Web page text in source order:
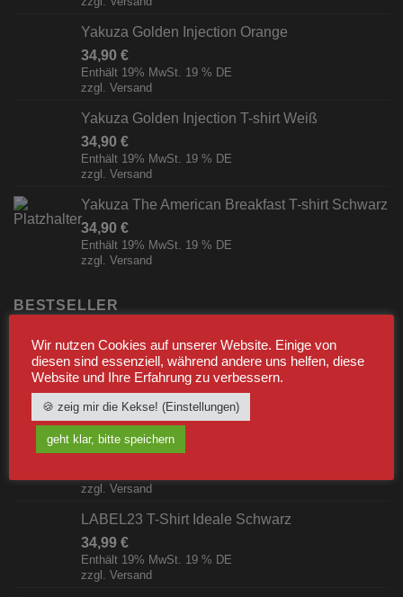
Yakuza Golden Injection Orange
34,90 €
Enthält 19% MwSt. 19 % DE
zzgl. Versand
Yakuza Golden Injection T-shirt Weiß
34,90 €
Enthält 19% MwSt. 19 % DE
zzgl. Versand
Yakuza The American Breakfast T-shirt Schwarz
34,90 €
Enthält 19% MwSt. 19 % DE
zzgl. Versand
BESTSELLER
Label23 Trainingsjacke "TS 23 White"
Schwarz/Weiß [Digital]
zzgl.Versand
Pfefferspray Jet Pocket (15ml/Strahl)
7,99€
zzgl. Versand
LABEL23 T-Shirt Ideale Schwarz
34,99 €
Enthält 19% MwSt. 19 % DE
zzgl. Versand
Wir nutzen Cookies auf unserer Website. Einige von
diesen sind essenziell, während andere uns helfen, diese
Website und Ihre Erfahrung zu verbessern.
🍪 zeig mir die Kekse! (Einstellungen)
geht klar, bitte speichern